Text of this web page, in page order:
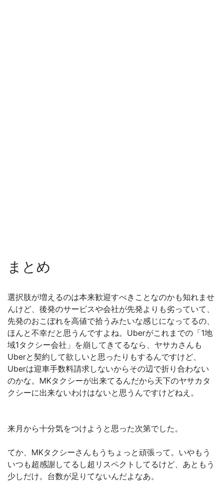
まとめ
選択肢が増えるのは本来歓迎すべきことなのかも知れませ
んけど、後発のサービスや会社が先発よりも劣っていて、
先発のおこぼれを高値で拾うみたいな感じになってるの、
ほんと不幸だと思うんですよね。Uberがこれまでの「1地
域1タクシー会社」を崩してきてるなら、ヤサカさんも
Uberと契約して欲しいと思ったりもするんですけど、
Uberは迎車手数料請求しないからその辺で折り合わない
のかな。MKタクシーが出来てるんだから天下のヤサカタ
クシーに出来ないわけはないと思うんですけどねえ。
来月から十分気をつけようと思った次第でした。
てか、MKタクシーさんもうちょっと頑張って。いやもう
いつも超感謝してるし超リスペクトしてるけど、あともう
少しだけ。台数が足りてないんだよなあ。